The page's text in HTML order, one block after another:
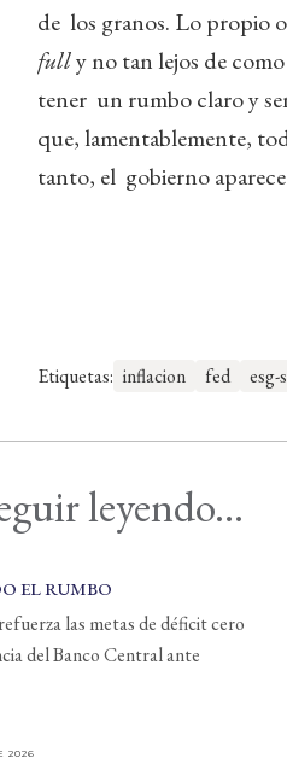
de los granos. Lo propio
fully no tan lejos de
tener un rumbo claro y
que, lamentablemente,
tanto, el gobierno
Etiquetas: inflacion fed esg-
leyendo...
EL RUMBO
las metas de déficit cero
del Banco Central ante
2026